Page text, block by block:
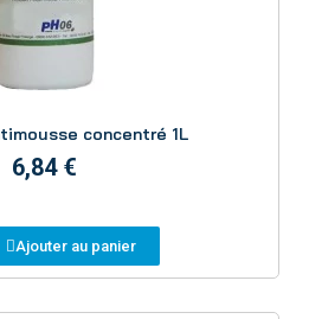
concentré 1L
6,84 €
Ajouter au panier